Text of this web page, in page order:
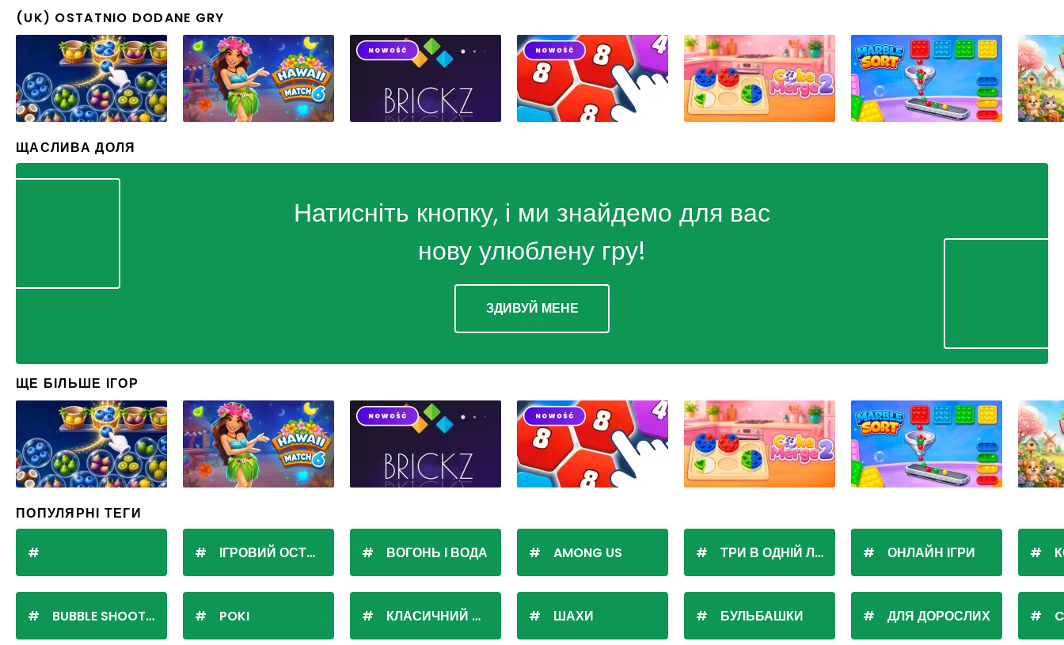
(UK) OSTATNIO DODANE GRY
ЩАСЛИВА ДОЛЯ
Натисніть кнопку, і ми знайдемо для вас
нову улюблену гру!
ЗДИВУЙ МЕНЕ
ЩЕ БІЛЬШЕ ІГОР
ПОПУЛЯРНІ ТЕГИ
BUBBLE SHOOTER
ІГРОВИЙ ОСТРІВ
POKI
ВОГОНЬ І ВОДА
КЛАСИЧНИЙ ПАСЬЯНС
AMONG US
ШАХИ
ТРИ В ОДНІЙ ЛІНІЇ
БУЛЬБАШКИ
ОНЛАЙН ІГРИ
ДЛЯ ДОРОСЛИХ